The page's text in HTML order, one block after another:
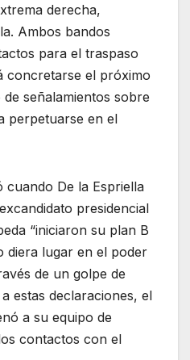
derecha,
Ambos bandos
para el traspaso
concretarse el próximo
señalamientos sobre
perpetuarse en el
cuando De la Espriella
presidencial
“iniciaron su plan B
diera lugar en el poder
de un golpe de
estas declaraciones, el
a su equipo de
contactos con el